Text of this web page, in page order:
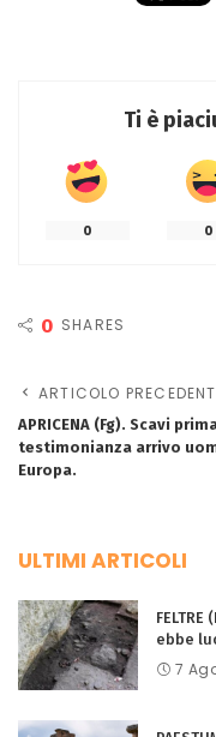
Ti è
0 0
0 SHARES
ARTICOLO
APRICENA (Fg). Scavi
testimonianza arrivo
Europa.
ULTIMI ARTICOLI
ebbe
7